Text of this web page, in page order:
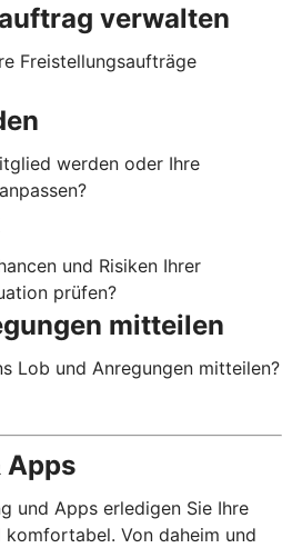
verwalten
Freistellungsaufträge
werden oder Ihre
und Risiken Ihrer
prüfen?
mitteilen
Lob und Anregungen mitteilen?
Apps
und Apps erledigen Sie Ihre
Von daheim und